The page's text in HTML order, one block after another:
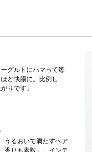
グルトにハマって毎
ど快腸に。比例し
りです」
うるおいで満たすヘア
香りも素敵」。インテ